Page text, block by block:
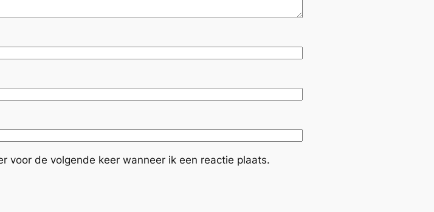
voor de volgende keer wanneer ik een reactie plaats.